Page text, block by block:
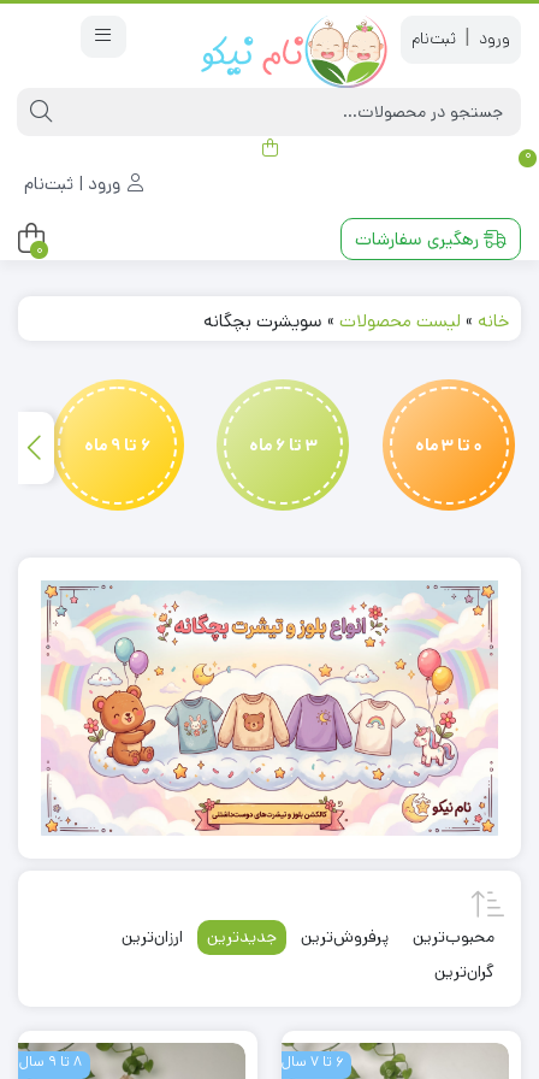
|
0
ورود | ثبت‌نام
رهگیری سفارشات 0
خانه » لیست محصولات » سویشرت بچگانه
0 تا 3 ماه 3 تا 6 ماه 6 تا 9 ماه
محبوب‌ترین پرفروش‌ترین جدیدترین
ارزان‌ترین
گران‌ترین
6 تا 7 سال
کت
8 تا 9 سال
کت